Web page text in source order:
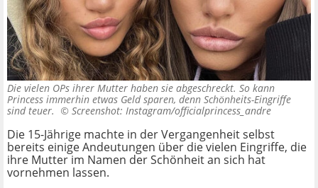
Die vielen OPs ihrer Mutter haben sie abgeschreckt. So kann
Princess immerhin etwas Geld sparen, denn Schönheits-Eingriffe
sind teuer. © Screenshot: Instagram/officialprincess_andre
Die 15-Jährige machte in der Vergangenheit selbst
bereits einige Andeutungen über die vielen Eingriffe, die
ihre Mutter im Namen der Schönheit an sich hat
vornehmen lassen.